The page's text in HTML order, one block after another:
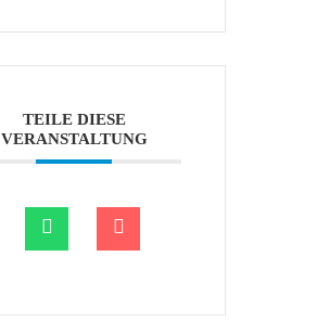
TEILE DIESE
VERANSTALTUNG